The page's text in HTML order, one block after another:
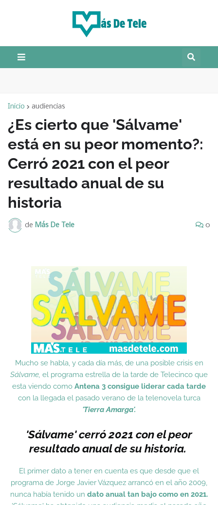
Inicio audiencias
¿Es cierto que 'Sálvame'
está en su peor momento?:
Cerró 2021 con el peor
resultado anual de su
historia
de Más De Tele 0
Mucho se habla, y cada día más, de una posible crisis en
Sálvame, el programa estrella de la tarde de Telecinco que
esta viendo como Antena 3 consigue liderar cada tarde
con la llegada el pasado verano de la telenovela turca
'Tierra Amarga'.
'Sálvame' cerró 2021 con el peor
resultado anual de su historia.
El primer dato a tener en cuenta es que desde que el
programa de Jorge Javier Vázquez arrancó en el año 2009,
nunca había tenido un dato anual tan bajo como en 2021.